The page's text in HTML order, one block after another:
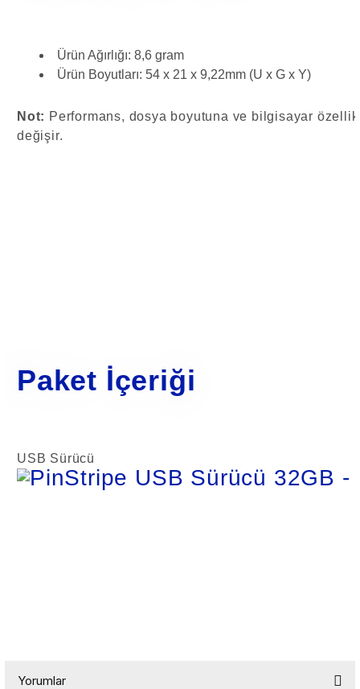
Ürün Ağırlığı: 8,6 gram
Ürün Boyutları: 54 x 21 x 9,22mm (U x G x Y)
Not: Performans, dosya boyutuna ve bilgisayar
değişir.
Paket İçeriği
USB Sürücü
Yorumlar